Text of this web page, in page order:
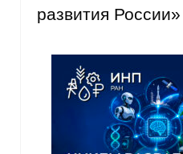
развития России»